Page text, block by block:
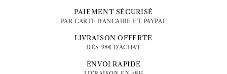
PAIEMENT SÉCURISÉ
PAR CARTE BANCAIRE ET PAYPAL
LIVRAISON OFFERTE
DÈS 98€ D'ACHAT
ENVOI RAPIDE